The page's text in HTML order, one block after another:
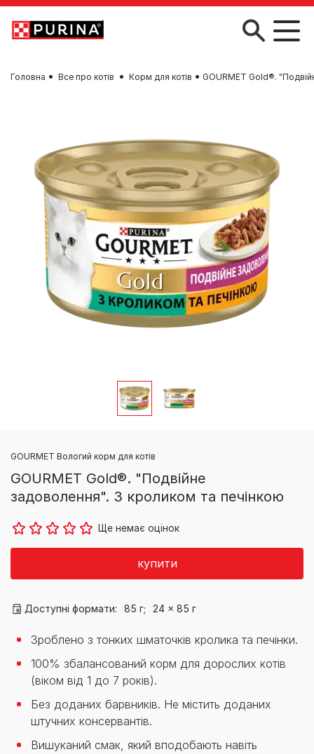
Skip to main content
Головна Все про котів Корм для котів GOURMET Gold®.
GOURMET Вологий корм для котів
GOURMET Gold®. "Подвійне
задоволення". З кроликом та печінкою
Ще немає оцінок
купити
Доступні формати: 85 г; 24 x 85 г
Зроблено з тонких шматочків кролика та печінки.
100% збалансований корм для дорослих котів
(віком від 1 до 7 років).
Без доданих барвників. Не містить доданих
штучних консервантів.
Вишуканий смак, який вподобають навіть